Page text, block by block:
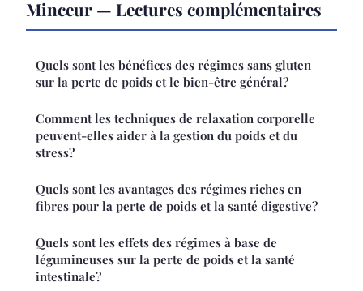
Minceur — Lectures complémentaires
Quels sont les bénéfices des régimes sans gluten
sur la perte de poids et le bien-être général?
Comment les techniques de relaxation corporelle
peuvent-elles aider à la gestion du poids et du
stress?
Quels sont les avantages des régimes riches en
fibres pour la perte de poids et la santé digestive?
Quels sont les effets des régimes à base de
légumineuses sur la perte de poids et la santé
intestinale?